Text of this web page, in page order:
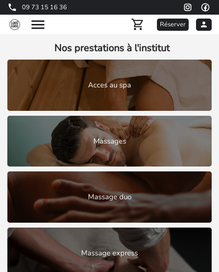
09 73 15 16 36
Réserver
Nos prestations à l'institut
Acces au spa
Massages
Massage duo
Massage express